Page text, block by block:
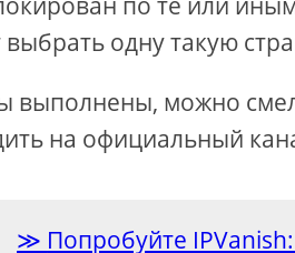
одну такую
выполнены, можно
на официальный
Попробуйте